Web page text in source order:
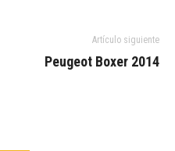
Artículo siguiente
Peugeot Boxer 2014